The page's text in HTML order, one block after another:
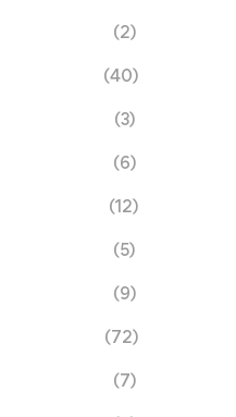
(2)
(40)
(3)
(6)
(12)
(5)
(9)
(72)
(7)